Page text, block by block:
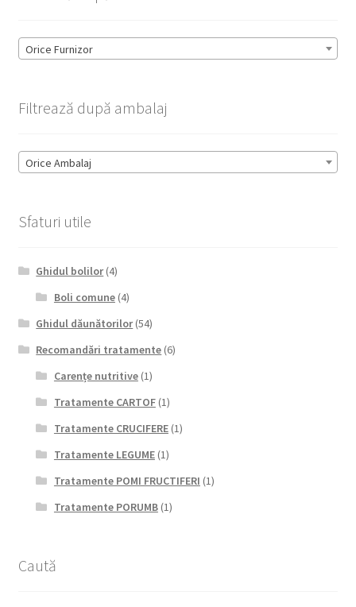
Orice Furnizor
Filtrează după ambalaj
Orice Ambalaj
Sfaturi utile
Ghidul bolilor(4)
Boli comune(4)
Ghidul dăunătorilor(54)
Recomandări tratamente (6)
Carențe nutritive(1)
Tratamente CARTOF(1)
Tratamente CRUCIFERE(1)
Tratamente LEGUME(1)
Tratamente POMI FRUCTIFERI (1)
Tratamente PORUMB(1)
Caută